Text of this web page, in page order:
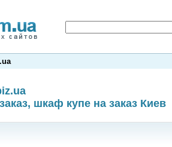
шкаф купе на заказ Киев